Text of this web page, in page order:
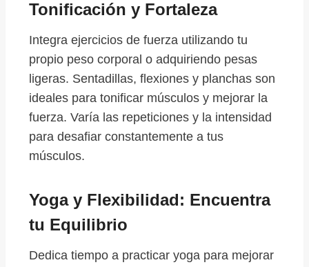
Tonificación y Fortaleza
Integra ejercicios de fuerza utilizando tu
propio peso corporal o adquiriendo pesas
ligeras. Sentadillas, flexiones y planchas son
ideales para tonificar músculos y mejorar la
fuerza. Varía las repeticiones y la intensidad
para desafiar constantemente a tus
músculos.
Yoga y Flexibilidad: Encuentra
tu Equilibrio
Dedica tiempo a practicar yoga para mejorar